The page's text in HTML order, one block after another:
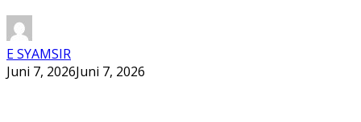
E SYAMSIR
Juni 7, 2026Juni 7, 2026